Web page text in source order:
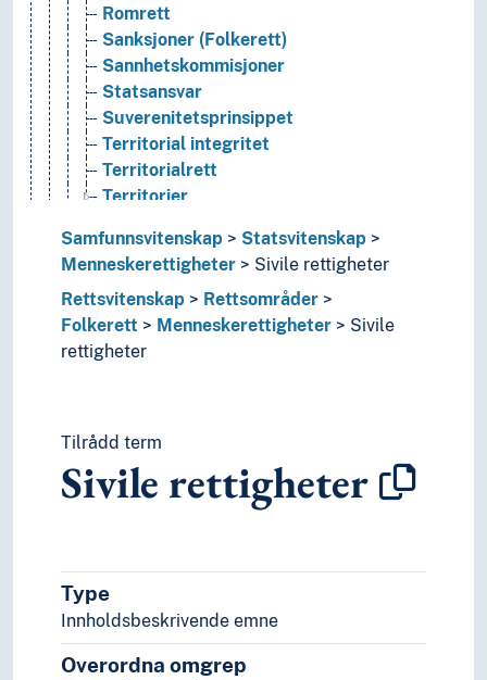
Romrett
Sanksjoner (Folkerett)
Sannhetskommisjoner
Statsansvar
Suverenitetsprinsippet
Territorial integritet
Territorialrett
Territorier
Utviklingsrett
Komparativ rettsvitenskap
Kritisk jus
Offentlig orden
Offentlig rett
Rettshistorie
Rettsoppfatning
Rettssystemer
Samfunnsvitenskap
Bygdeforskning
Demografi
Samfunnsvitenskap
Statsvitenskap
Menneskerettigheter
Sivile rettigheter
Rettsvitenskap
Rettsområder
Folkerett
Menneskerettigheter
Sivile
rettigheter
Tilrådd term
Sivile rettigheter
Type
Innholdsbeskrivende emne
Overordna omgrep